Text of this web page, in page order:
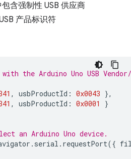
含强制性 USB 供应商
产品标识符
the Arduino Uno USB
, usbProductId : 0x0043 },
, usbProductId : 0x0001
}
an Arduino Uno device.
. serial . requestPort({